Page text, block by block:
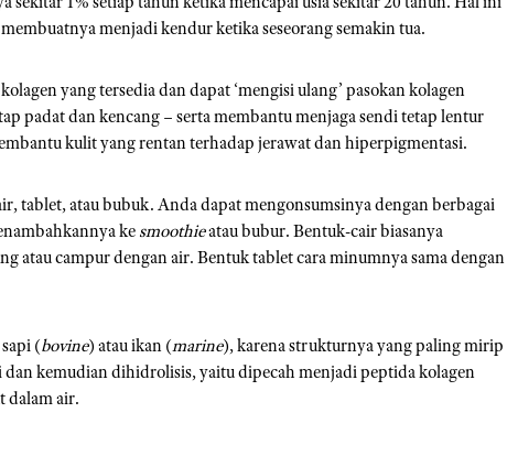
menjadi kendur ketika seseorang semakin tua.
yang tersedia dan dapat ‘mengisi ulang’ pasokan kolagen
padat dan kencang – serta membantu menjaga sendi tetap lentur
kulit yang rentan terhadap jerawat dan hiperpigmentasi.
tablet, atau bubuk. Anda dapat mengonsumsinya dengan berbagai
ke smoothieatau bubur. Bentuk-cair biasanya
atau campur dengan air. Bentuk tablet cara minumnya sama dengan
(bovine) atau ikan (marine), karena strukturnya yang paling mirip
kemudian dihidrolisis, yaitu dipecah menjadi peptida kolagen
dalam air.